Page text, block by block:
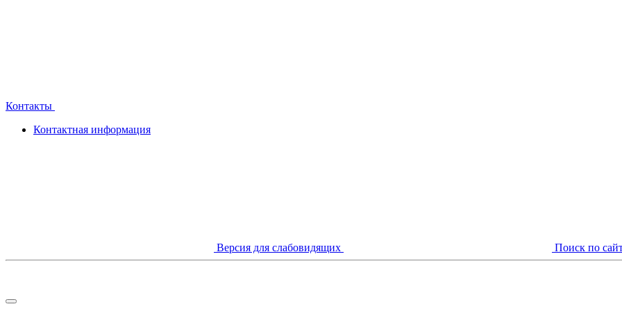
Контакты
Контактная информация
Версия для слабовидящих Поиск по